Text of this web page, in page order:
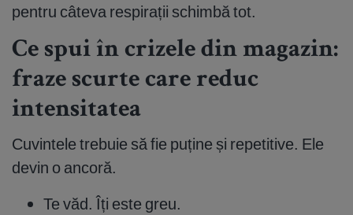
pentru câteva respirații schimbă tot.
Ce spui în crizele din magazin:
fraze scurte care reduc
intensitatea
Cuvintele trebuie să fie puține și repetitive. Ele
devin o ancoră.
Te văd. Îți este greu.